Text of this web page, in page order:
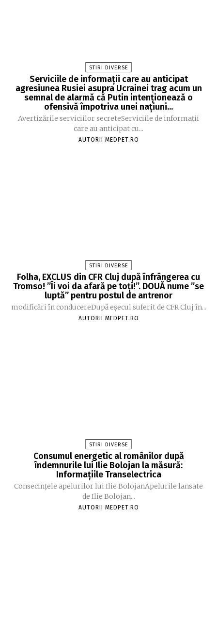
STIRI DIVERSE
Serviciile de informații care au anticipat
agresiunea Rusiei asupra Ucrainei trag acum un
semnal de alarmă că Putin intenționează o
ofensivă împotriva unei națiuni...
Avertizările serviciilor secreteServiciile de informații
care au anticipat cu...
AUTORII MEDPET.RO
STIRI DIVERSE
Folha, EXCLUS din CFR Cluj după înfrângerea cu
Tromso! ”Îi voi da afară pe toți!”. DOUĂ nume ”se
luptă” pentru postul de antrenor
modificări în conducereDupă eșecul suferit de CFR Cluj în...
AUTORII MEDPET.RO
STIRI DIVERSE
Consumul energetic al românilor după
îndemnurile lui Ilie Bolojan la măsură:
Informațiile Transelectrica
Consecințele apelurilor lui Ilie BolojanApelurile lansate
de Ilie Bolojan...
AUTORII MEDPET.RO